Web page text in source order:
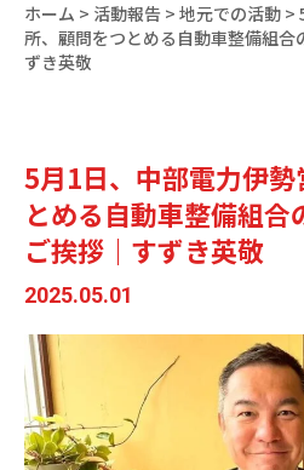
ホーム > 活動報告 > 地元での活動 >
所、顧問をつとめる自動車整備組合
ずき英敬
5月1日、中部電力伊
とめる自動車整備組合
ご挨拶｜すずき英敬
2025.05.01